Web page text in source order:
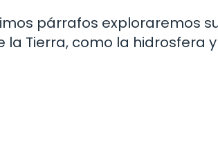
párrafos exploraremos
Tierra, como la hidrosfera